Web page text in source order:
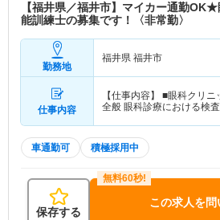
【福井県／福井市】マイカー通勤
能訓練士の募集です！〈非常勤〉
勤務地
福井県 福井市
仕事内容
【仕事内容】 ■眼科クリ
全般 眼科診療における検
車通勤可 積極採用中
保存する
この求人を問